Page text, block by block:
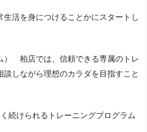
生活を身につけることかにスタートし
） 柏店では、信頼できる専属のトレ
談しながら理想のカラダを目指すこと
続けられるトレーニングプログラム